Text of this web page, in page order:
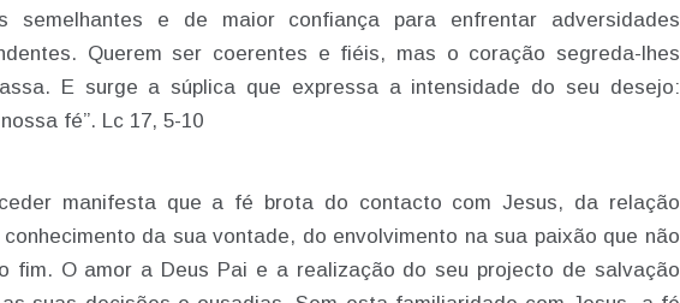
semelhantes e de maior confiança para enfrentar adversidades
Querem ser coerentes e fiéis, mas o coração segreda-lhes
E surge a súplica que expressa a intensidade do seu desejo:
fé”. Lc 17, 5-10
manifesta que a fé brota do contacto com Jesus, da relação
da sua vontade, do envolvimento na sua paixão que não
fim. O amor a Deus Pai e a realização do seu projecto de salvação